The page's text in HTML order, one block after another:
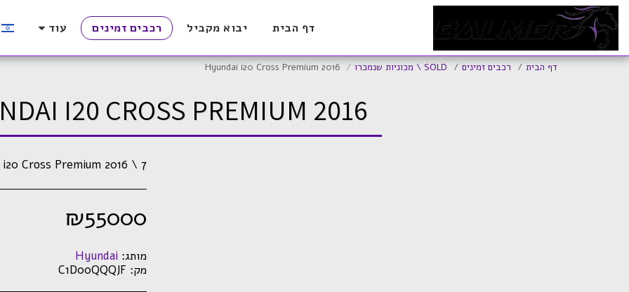
דף הבית יבוא מקביל רכבים זמינים עוד
דף הבית רכבים זמינים SOLD \ מכוניות שנמכרו Hyundai i20 Cross Premium 2016
I20 CROSS PREMIUM 2016
Cross Premium 2016 \ 7
₪55000
מותג: Hyundai
מק: C1D00QQQJF